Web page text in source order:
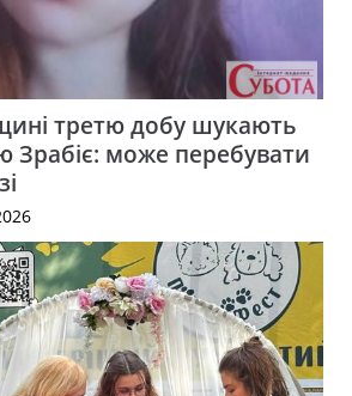
третю добу шукають
Зрабіє: може перебувати